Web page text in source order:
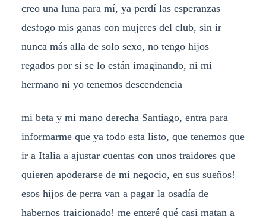
creo una luna para mí, ya perdí las esperanzas
desfogo mis ganas con mujeres del club, sin ir
nunca más alla de solo sexo, no tengo hijos
regados por si se lo están imaginando, ni mi
hermano ni yo tenemos descendencia
mi beta y mi mano derecha Santiago, entra para
informarme que ya todo esta listo, que tenemos que
ir a Italia a ajustar cuentas con unos traidores que
quieren apoderarse de mi negocio, en sus sueños!
esos hijos de perra van a pagar la osadía de
habernos traicionado! me enteré qué casi matan a